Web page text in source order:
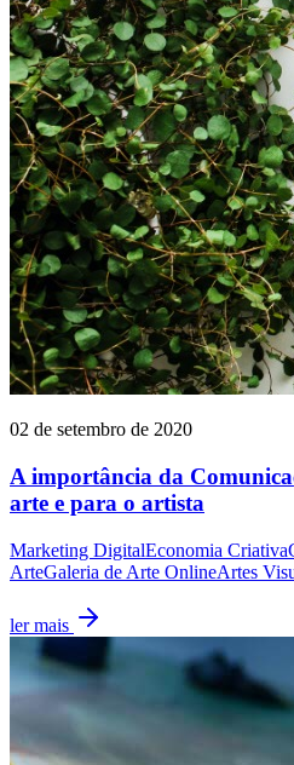
02 de setembro de 2020
A importância da
arte e para o artista
Marketing DigitalEconomia Criativa
ArteGaleria de Arte OnlineArtes
ler mais